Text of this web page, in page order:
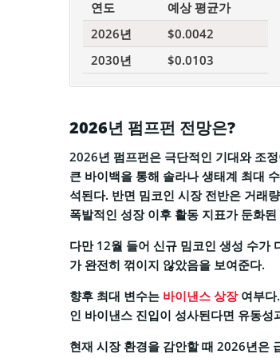
연도
예상 평균가
2026년
$0.0042
2030년
$0.0103
2026년 펌프펀 전망은?
2026년 펌프펀은 극단적인 기대와 조
큰 바이백을 통해 솔라나 생태계 최대
석된다. 반면 밈코인 시장 전반은 거래
폭발적인 성장 이후 활동 지표가 둔화된
다만 12월 들어 신규 밈코인 생성 수가
가 완전히 꺾이지 않았음을 보여준다.
향후 최대 변수는 바이낸스 상장여부다
인 바이낸스 진입이 성사된다면 유동
현재 시장 환경을 감안할 때 2026년은